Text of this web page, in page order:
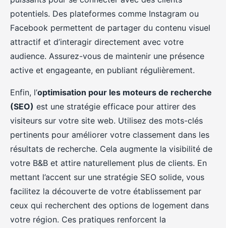
potentiels. Des plateformes comme Instagram ou
Facebook permettent de partager du contenu visuel
attractif et d’interagir directement avec votre
audience. Assurez-vous de maintenir une présence
active et engageante, en publiant régulièrement.
Enfin, l’optimisation pour les moteurs de recherche
(SEO) est une stratégie efficace pour attirer des
visiteurs sur votre site web. Utilisez des mots-clés
pertinents pour améliorer votre classement dans les
résultats de recherche. Cela augmente la visibilité de
votre B&B et attire naturellement plus de clients. En
mettant l’accent sur une stratégie SEO solide, vous
facilitez la découverte de votre établissement par
ceux qui recherchent des options de logement dans
votre région. Ces pratiques renforcent la